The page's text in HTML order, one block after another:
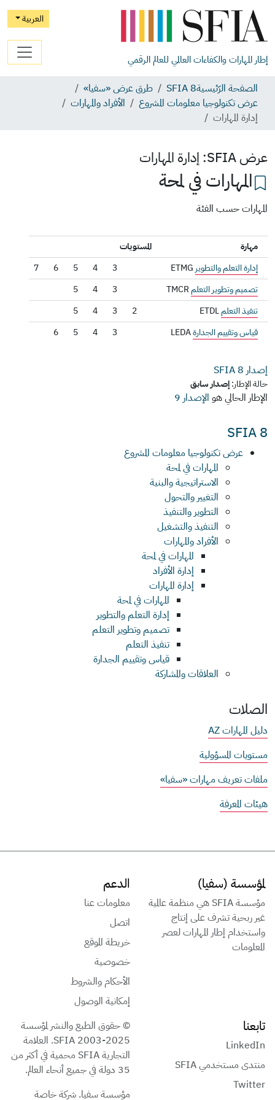
العربية
إطار المهارات والكفاءات العالمي للعالم الرقمي
الصفحة الرّئيسيةSFIA 8
طرق عرض «سفيا»
عرض تكنولوجيا معلومات المشروع
الأفراد والمهارات
إدارة المهارات
عرض SFIA: إدارة المهارات
المهارات في لمحة
المهارات حسب الفئة
مهارة
المستويات
إدارة التعلم والتطوير ETMG
3
4
5
6
7
تصميم وتطوير التعلمTMCR
3
4
5
تنفيذ التعلمETDL
2
3
4
5
قياس وتقييم الجدارةLEDA
3
4
5
6
إصدار SFIA 8
حالة الإطار:إصدار سابق
الإطار الحالي هو الإصدار 9
SFIA 8
عرض تكنولوجيا معلومات المشروع
المهارات في لمحة
الاستراتيجية والبنية
التغيير والتحول
التطوير والتنفيذ
التنفيذ والتشغيل
الأفراد والمهارات
المهارات في لمحة
إدارة الأفراد
إدارة المهارات
المهارات في لمحة
إدارة التعلم والتطوير
تصميم وتطوير التعلم
تنفيذ التعلم
قياس وتقييم الجدارة
العلاقات والمشاركة
الصلات
دليل المهارات AZ
مستويات المسؤولية
ملفات تعريف مهارات «سفيا»
هيئات المعرفة
لمؤسسة (سفيا)
مؤسسة SFIA هي منظمة عالمية
غير ربحية تشرف على إنتاج
واستخدام إطار المهارات لعصر
المعلومات
الدعم
معلومات عنا
اتصل
خريطة الموقع
خصوصية
الأحكام والشروط
إمكانية الوصول
تابعنا
LinkedIn
منتدى مستخدمي SFIA
Twitter
© حقوق الطبع والنشر لمؤسسة
SFIA 2003-2025. العلامة
التجارية SFIA محمية في أكثر من
35 دولة في جميع أنحاء العالم.
مؤسسة سفيا. شركة خاصة